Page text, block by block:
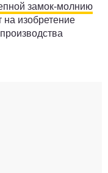
замок-молнию
на изобретение